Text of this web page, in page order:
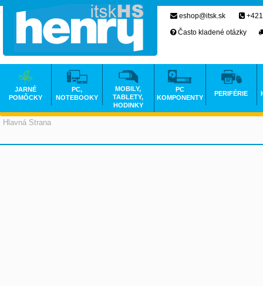
Hlavná Strana
eshop@itsk.sk
Často kladené otázky
JARNÉ
POMÔCKY
PC,
NOTEBOOKY
MOBILY,
TABLETY,
HODINKY
PC
KOMPONENTY
PERIFÉRIE